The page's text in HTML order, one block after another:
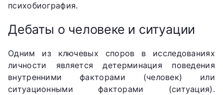
психобиография.
Дебаты о человеке и ситуации
Одним из ключевых споров в исследованиях
личности является детерминация поведения
внутренними факторами (человек) или
ситуационными факторами (ситуация).